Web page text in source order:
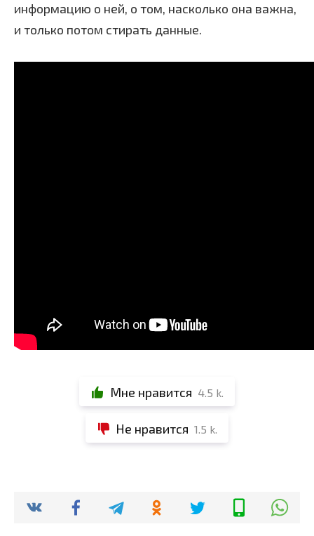
информацию о ней, о том, насколько она важна,
и только потом стирать данные.
Мне нравится 4.5 k.
Не нравится 1.5 k.